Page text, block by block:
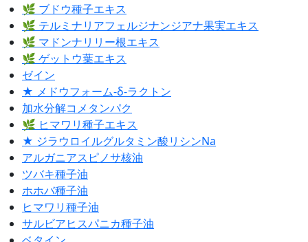
🌿 ブドウ種子エキス
🌿 テルミナリアフェルジナンジアナ果実エキス
🌿 マドンナリリー根エキス
🌿 ゲットウ葉エキス
ゼイン
★ メドウフォーム-δ-ラクトン
加水分解コメタンパク
🌿 ヒマワリ種子エキス
★ ジラウロイルグルタミン酸リシンNa
アルガニアスピノサ核油
ツバキ種子油
ホホバ種子油
ヒマワリ種子油
サルビアヒスパニカ種子油